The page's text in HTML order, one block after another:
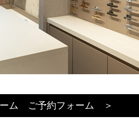
ーム ご予約フォーム ＞